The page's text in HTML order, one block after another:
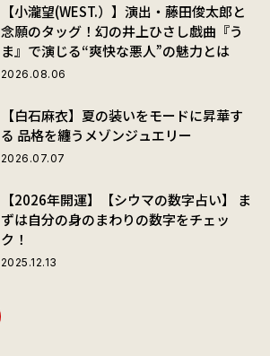
【小瀧望(WEST.）】演出・藤田俊太郎と
念願のタッグ！幻の井上ひさし戯曲『う
ま』で演じる“爽快な悪人”の魅力とは
2026.08.06
【白石麻衣】夏の装いをモードに昇華す
る 品格を纏うメゾンジュエリー
2026.07.07
【2026年開運】【シウマの数字占い】 ま
ずは自分の身のまわりの数字をチェッ
ク！
2025.12.13